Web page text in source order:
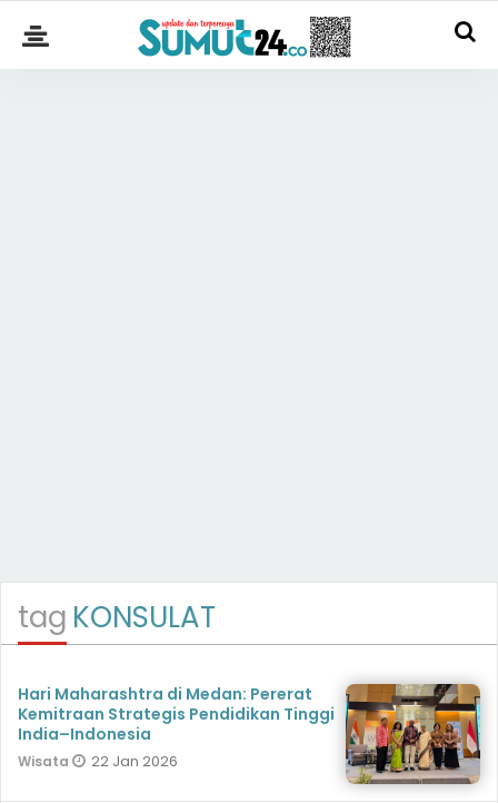
tag KONSULAT
Hari Maharashtra di Medan: Pererat
Kemitraan Strategis Pendidikan Tinggi
India–Indonesia
Wisata 22 Jan 2026